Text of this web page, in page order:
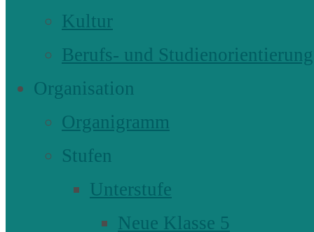
Kultur
Berufs- und Studienorientierung
Organisation
Organigramm
Stufen
Unterstufe
Neue Klasse 5